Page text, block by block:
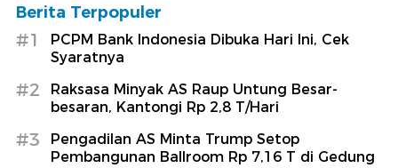
Berita Terpopuler
#1
PCPM Bank Indonesia Dibuka Hari Ini, Cek
Syaratnya
#2
Raksasa Minyak AS Raup Untung Besar-
besaran, Kantongi Rp 2,8 T/Hari
#3
Pengadilan AS Minta Trump Setop
Pembangunan Ballroom Rp 7,16 T di Gedung